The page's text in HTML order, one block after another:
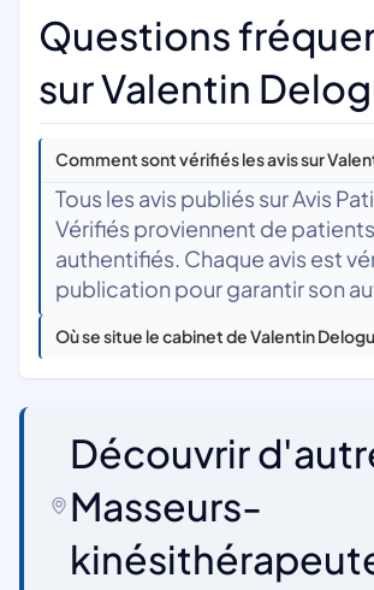
Questions
sur Valentin
Comment sont vérifiés les avis sur
Tous les avis publiés sur Avis
Vérifiés proviennent de patients
authentifiés. Chaque avis est
publication pour garantir son
Où se situe le cabinet de Valentin
Découvrir
Masseurs-